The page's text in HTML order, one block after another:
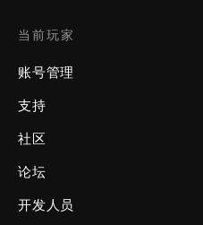
当前玩家
账号管理
支持
社区
论坛
开发人员